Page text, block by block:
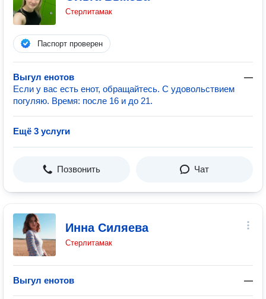
Стерлитамак
Паспорт проверен
Выгул енотов
—
Если у вас есть енот, обращайтесь. С удовольствием
погуляю. Время: после 16 и до 21.
Ещё 3 услуги
Позвонить Чат
Инна Силяева
Стерлитамак
Выгул енотов —